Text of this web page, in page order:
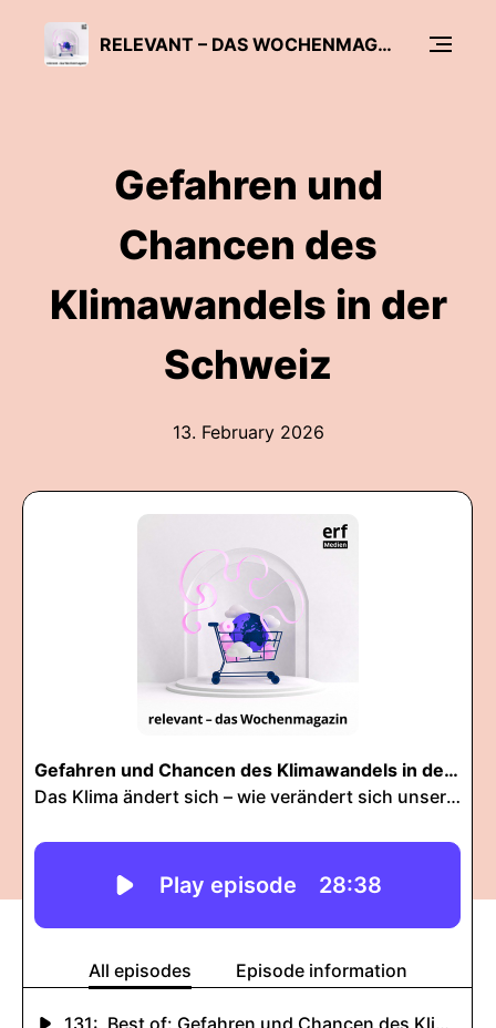
RELEVANT – DAS WOCHENMAGAZIN
Gefahren und
Chancen des
Klimawandels in der
Schweiz
13. February 2026